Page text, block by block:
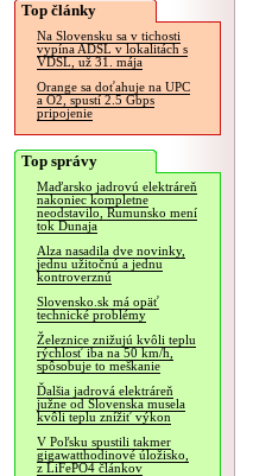
Top články
Na Slovensku sa v tichosti
vypína ADSL v lokalitách s
VDSL, už 31. mája
Orange sa doťahuje na UPC
a O2, spustí 2.5 Gbps
pripojenie
Top správy
Maďarsko jadrovú elektráreň
nakoniec kompletne
neodstavilo, Rumunsko mení
tok Dunaja
Alza nasadila dve novinky,
jednu užitočnú a jednu
kontroverznú
Slovensko.sk má opäť
technické problémy
Železnice znižujú kvôli teplu
rýchlosť iba na 50 km/h,
spôsobuje to meškanie
Ďalšia jadrová elektráreň
južne od Slovenska musela
kvôli teplu znížiť výkon
V Poľsku spustili takmer
gigawatthodinové úložisko,
z LiFePO4 článkov